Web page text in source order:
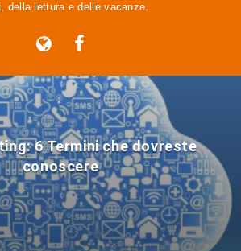
della lettura e delle vacanze.
6 Termini che dovreste
conoscere